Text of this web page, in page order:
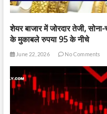
शेयर बाजार में जोरदार तेजी,
के मुकाबले रुपया 95 के नीचे
June 22, 2026 No Comments